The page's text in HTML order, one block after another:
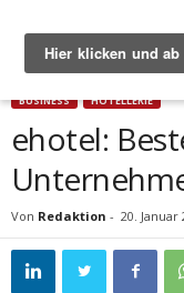
Start Business ehotel:
BUSINESS HOTELLERIE
ehotel:
Von Redaktion - 20. Januar